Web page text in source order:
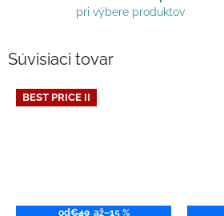
pri výbere produktov
Súvisiaci tovar
BEST PRICE II
od€40 až–15 %